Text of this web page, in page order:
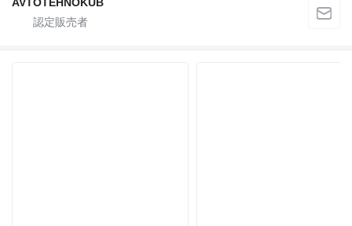
AVTOTEHNOKUB